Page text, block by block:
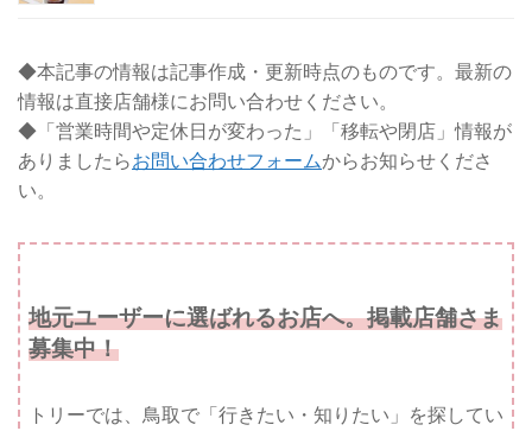
◆本記事の情報は記事作成・更新時点のものです。最新の
情報は直接店舗様にお問い合わせください。
◆「営業時間や定休日が変わった」「移転や閉店」情報が
ありましたらお問い合わせフォームからお知らせくださ
い。
地元ユーザーに選ばれるお店へ。掲載店舗さま
募集中！
トリーでは、鳥取で「行きたい・知りたい」を探してい